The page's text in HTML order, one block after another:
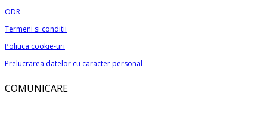
ODR
Termeni si conditii
Politica cookie-uri
Prelucrarea datelor cu caracter personal
COMUNICARE